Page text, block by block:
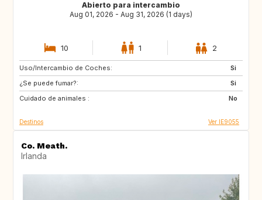
Abierto para intercambio
Aug 01, 2026 - Aug 31, 2026 (1 days)
10 1 2
Uso/Intercambio de Coches:
Si
¿Se puede fumar?:
Si
Cuidado de animales :
No
AT
FR
DE
Destinos Ver IE9055
Co. Meath.
Irlanda